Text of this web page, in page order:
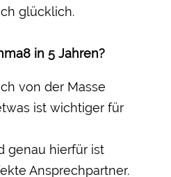
glücklich.
in 5 Jahren?
von der Masse
ist wichtiger für
genau hierfür ist
Ansprechpartner.